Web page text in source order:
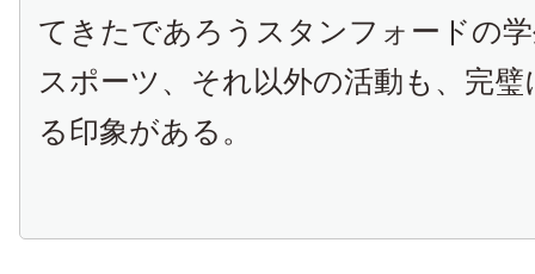
てきたであろうスタンフォードの
スポーツ、それ以外の活動も、完
る印象がある。